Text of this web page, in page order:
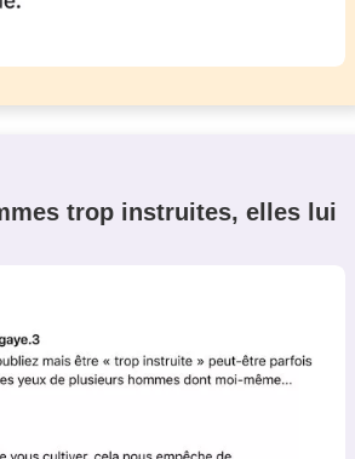
trop instruites, elles lui